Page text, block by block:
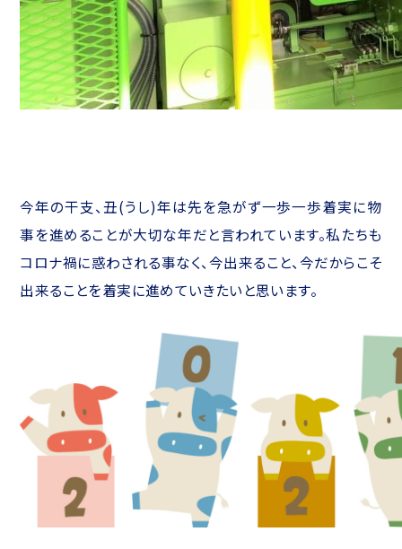
今年の干支、丑(うし)年は先を急がず一歩一歩着実に物
事を進めることが大切な年だと言われています。私たちも
コロナ禍に惑わされる事なく、今出来ること、今だからこそ
出来ることを着実に進めていきたいと思います。